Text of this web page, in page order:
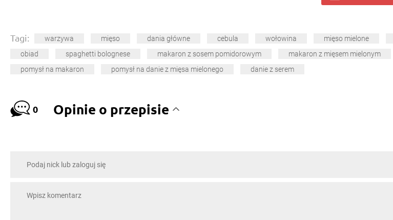
Tagi: warzywa mięso dania główne cebula wołowina mięso mielone
obiad
spaghetti bolognese makaron z sosem pomidorowym makaron z mięsem mielonym
pomysł na makaron
pomysł na danie z mięsa mielonego danie z serem
0 Opinie o przepisie